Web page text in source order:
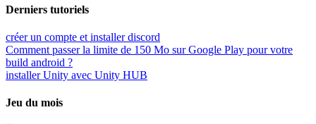
Derniers tutoriels
créer un compte et installer discord
Comment passer la limite de 150 Mo sur Google Play pour votre
build android ?
installer Unity avec Unity HUB
Jeu du mois